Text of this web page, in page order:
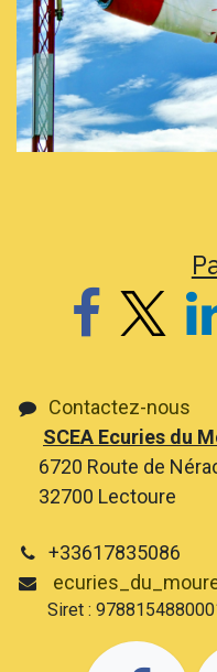
Contactez-nous
SCEA Ecuries du
6720 Route de
32700 Lectoure
+33617835086
Siret :